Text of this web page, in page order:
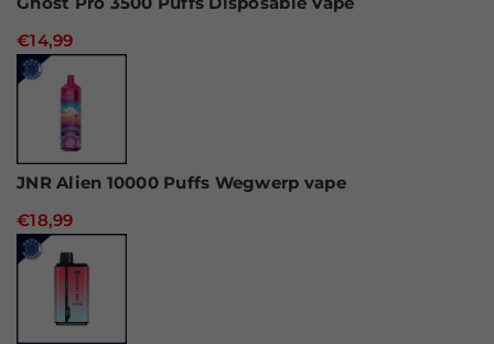
€14,99
JNR Alien 10000 Puffs Wegwerp vape
€18,99